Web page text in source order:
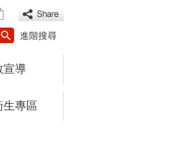
搜
尋
進階搜尋
宣導
生專區